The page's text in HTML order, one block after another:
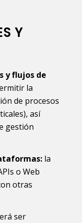
Y
y flujos de
la
de procesos
así
gestión
la
o Web
otras
ser